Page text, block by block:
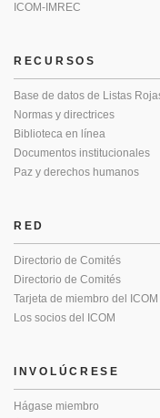
ICOM-IMREC
RECURSOS
Base de datos de Listas
Normas y directrices
Biblioteca en línea
Documentos institucionales
Paz y derechos humanos
RED
Directorio de Comités
Directorio de Comités
Tarjeta de miembro del ICOM
Los socios del ICOM
INVOLÚCRESE
Hágase miembro